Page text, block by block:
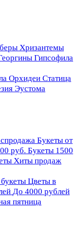
Хризантемы
Гипсофила
Орхидеи Статица
Эустома
Букеты от
руб. Букеты 1500
Хиты продаж
Цветы в
До 4000 рублей
пятница